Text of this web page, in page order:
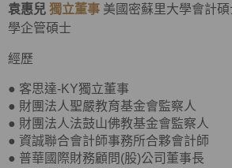
袁惠兒 獨立董事 美國密蘇里大學會計
學企管碩士
經歷
● 客思達-KY獨立董事
● 財團法人聖嚴教育基金會監察人
● 財團法人法鼓山佛教基金會監察人
● 資誠聯合會計師事務所合夥會計師
● 普華國際財務顧問(股)公司董事長